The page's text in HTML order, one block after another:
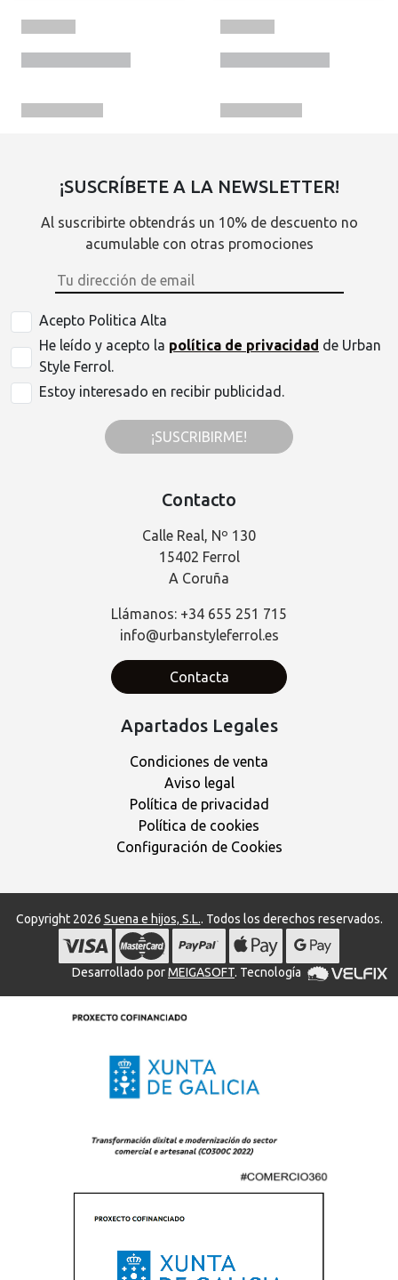
¡SUSCRÍBETE A LA NEWSLETTER!
Al suscribirte obtendrás un 10% de descuento no
acumulable con otras promociones
Acepto Politica Alta
He leído y acepto la política de privacidad de Urban
Style Ferrol.
Estoy interesado en recibir publicidad.
¡SUSCRIBIRME!
Contacto
Calle Real, Nº 130
15402 Ferrol
A Coruña
Llámanos: +34 655 251 715
info@urbanstyleferrol.es
Contacta
Apartados Legales
Condiciones de venta
Aviso legal
Política de privacidad
Política de cookies
Configuración de Cookies
Copyright 2026 Suena e hijos, S.L.. Todos los derechos reservados.
Desarrollado porMEIGASOFT. Tecnología